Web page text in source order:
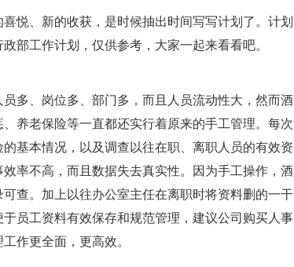
悦、新的收获，是时候抽出时间写写计划了。计划
部工作计划，仅供参考，大家一起来看看吧。
多、岗位多、部门多，而且人员流动性大，然而酒
养老保险等一直都还实行着原来的手工管理。每次
基本情况，以及调查以往在职、离职人员的有效资
率不高，而且数据失去真实性。因为手工操作，酒
查。加上以往办公室主任在离职时将资料删的一干
员工资料有效保存和规范管理，建议公司购买人事
作更全面，更高效。